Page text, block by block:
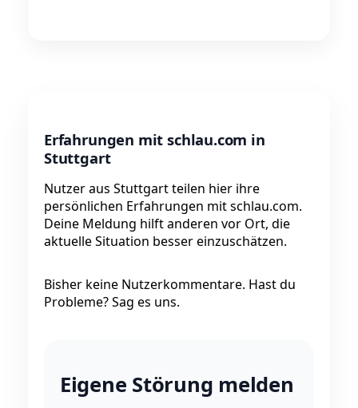
Erfahrungen mit schlau.com in
Stuttgart
Nutzer aus Stuttgart teilen hier ihre
persönlichen Erfahrungen mit schlau.com.
Deine Meldung hilft anderen vor Ort, die
aktuelle Situation besser einzuschätzen.
Bisher keine Nutzerkommentare. Hast du
Probleme? Sag es uns.
Eigene Störung melden